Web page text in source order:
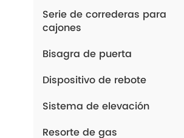
Serie de correderas para
cajones
Bisagra de puerta
Dispositivo de rebote
Sistema de elevación
Resorte de gas